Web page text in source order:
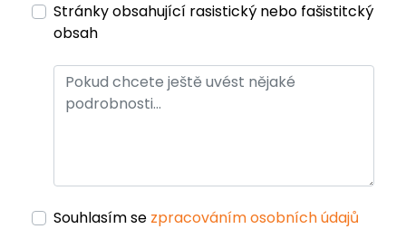
Stránky obsahující rasistický nebo fašistitcký
obsah
Souhlasím se zpracováním osobních údajů